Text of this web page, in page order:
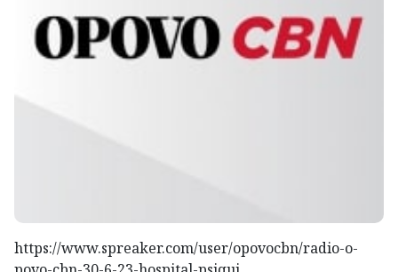
https://www.spreaker.com/user/opovocbn/radio-o-